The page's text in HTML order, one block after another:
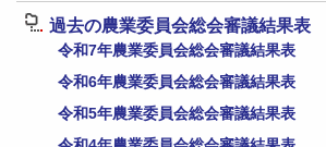
過去の農業委員会総会審議結果表
令和7年農業委員会総会審議結果表
令和6年農業委員会総会審議結果表
令和5年農業委員会総会審議結果表